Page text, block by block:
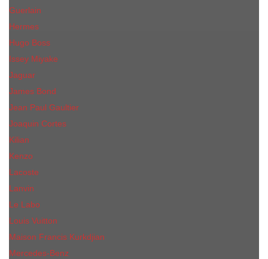
Guerlain
Hermes
Hugo Boss
Issey Miyake
Jaguar
James Bond
Jean Paul Gaultier
Joaquin Сortes
Kilian
Kenzo
Lacoste
Lanvin
Le Labo
Louis Vuitton
Maison Francis Kurkdjian
Mercedes-Benz